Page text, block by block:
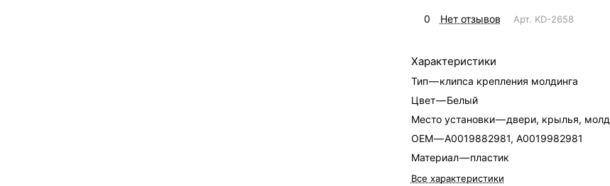
0 Нет отзывов Арт. KD-2658
Характеристики
Тип—клипса крепления молдинга
Цвет—Белый
Место установки—двери, крылья,
OEM—A0019882981, A0019982981
Материал—пластик
Все характеристики